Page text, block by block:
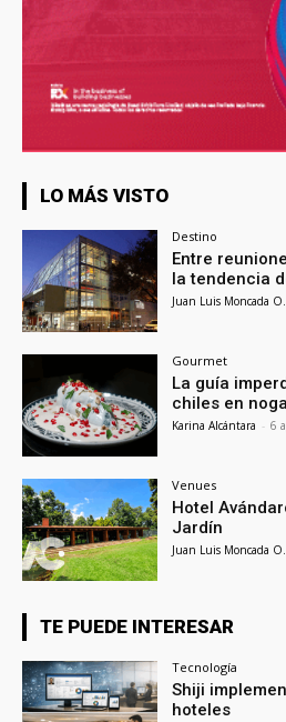
LO MÁS VISTO
Destino
Entre
la tendencia
Juan Luis Moncada O.
Gourmet
La guía
chiles en
Karina Alcántara - 6
Venues
Hotel
Jardín
Juan Luis Moncada O.
TE PUEDE INTERESAR
Tecnología
Shiji
hoteles